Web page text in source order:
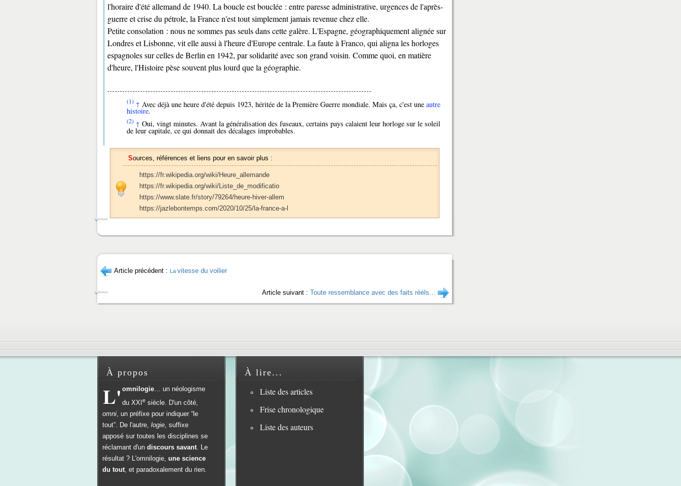
l'horaire d'été allemand de 1940. La boucle est bouclée : entre paresse administrative, urgences de l'après-
guerre et crise du pétrole, la France n'est tout simplement jamais revenue chez elle.
Petite consolation : nous ne sommes pas seuls dans cette galère. L'Espagne, géographiquement alignée sur
Londres et Lisbonne, vit elle aussi à l'heure d'Europe centrale. La faute à Franco, qui aligna les horloges
espagnoles sur celles de Berlin en 1942, par solidarité avec son grand voisin. Comme quoi, en matière
d'heure, l'Histoire pèse souvent plus lourd que la géographie.
(1) ↑ Avec déjà une heure d'été depuis 1923, héritée de la Première Guerre mondiale. Mais ça, c'est une autre
histoire.
(2) ↑ Oui, vingt minutes. Avant la généralisation des fuseaux, certains pays calaient leur horloge sur le soleil
de leur capitale, ce qui donnait des décalages improbables.
Sources, références et liens pour en savoir plus :
https://fr.wikipedia.org/wiki/Heure_allemande
https://fr.wikipedia.org/wiki/Liste_de_modificatio
https://www.slate.fr/story/79264/heure-hiver-allem
https://jazlebontemps.com/2020/10/25/la-france-a-l
Article précédent : La vitesse du voilier
Article suivant : Toute ressemblance avec des faits rééls…
À propos
L' omnilogie… un néologisme
du XXI e siècle. D'un côté,
omni, un préfixe pour indiquer “le
tout”. De l'autre, logie, suffixe
apposé sur toutes les disciplines se
réclamant d'un discours savant. Le
résultat ? L'omnilogie, une science
du tout, et paradoxalement du rien.
À lire...
Liste des articles
Frise chronologique
Liste des auteurs